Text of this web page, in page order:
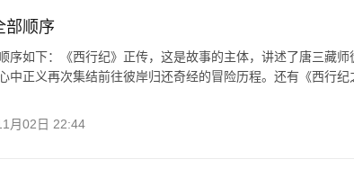
部顺序
序如下：《西行纪》正传，这是故事的主体，讲述了唐三藏
中正义再次集结前往彼岸归还奇经的冒险历程。还有《西行
月02日 22:44